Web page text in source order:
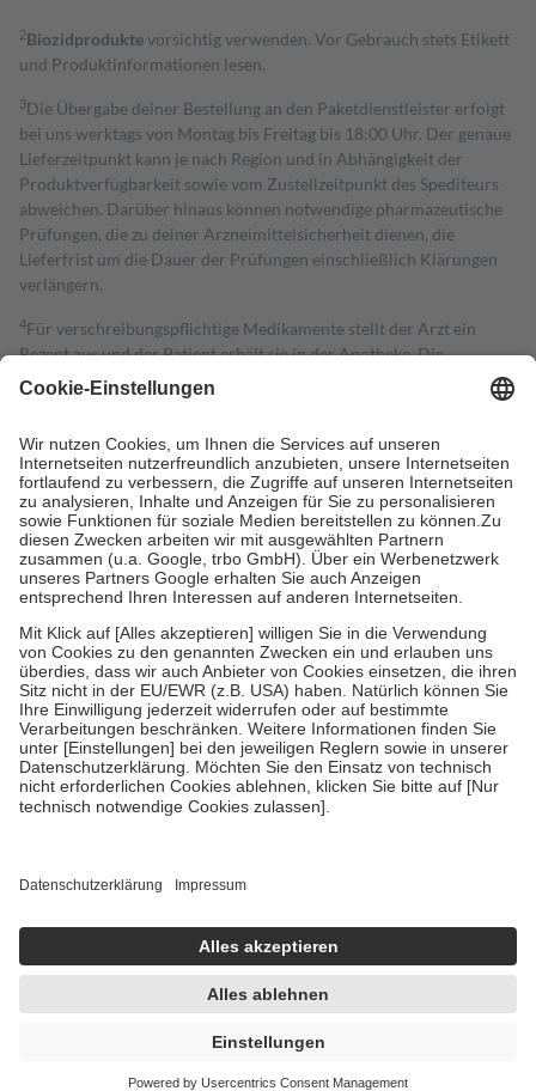
2Biozidproduktevorsichtig verwenden. Vor Gebrauch stets Etikett
und Produktinformationen lesen.
3Die Übergabe deiner Bestellung an den Paketdienstleister erfolgt
bei uns werktags von Montag bis Freitag bis 18:00 Uhr. Der genaue
Lieferzeitpunkt kann je nach Region und in Abhängigkeit der
Produktverfügbarkeit sowie vom Zustellzeitpunkt des Spediteurs
abweichen. Darüber hinaus können notwendige pharmazeutische
Prüfungen, die zu deiner Arzneimittelsicherheit dienen, die
Lieferfrist um die Dauer der Prüfungen einschließlich Klärungen
verlängern.
4Für verschreibungspflichtige Medikamente stellt der Arzt ein
Rezept aus und der Patient erhält sie in der Apotheke. Die
gesetzliche Krankenversicherung übernimmt in der Regel die
Kosten dafür, der Versicherte trägt einen Teil davon als Zuzahlung
Grundsätzlich leisten Mitglieder Zuzahlungen in Höhe von zehn
Prozent des Abgabepreises,mindestens jedochfünf Euround
höchstens zehn Euro.Es sind jedoch nie mehr als die tatsächlichen
Kosten der Leistung zu entrichten.
Diese Regeln gelten grundsätzlich auch für Online-Apotheken.
Bei Heilmitteln und häuslicher Krankenpflege beträgt die
Zuzahlung zehn Prozent der Kosten sowie zehn Euro je
Verordnung.
Um das Engagement der Versicherten für ihre eigene Gesundheit zu
stärken und die besondere Stellung der Familie zu unterstützen,
fallenkeine Zuzahlungenan bei:
• Kindern und Jugendlichen bis zum vollendeten 18. Lebensjahr
mit Ausnahme der Fahrkosten
• Untersuchungen zur Vorsorge und Früherkennung, die von der
GKV getragen werden
Einholung von Bewertungen. Trusted Shops hat Maßnahmen
getroffen, um sicherzustellen, dass es sich um echte Bewertungen
handelt. Mehr Informationen findest du hier:
https://help.etrusted.com/hc/de/articles/4419944605341